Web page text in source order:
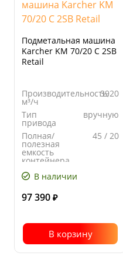
Подметальная машина
Karcher KM 70/20 C 2SB
Retail
Производительность,
м³/ч
3920
Тип
привода
вручную
Полная/
полезная
емкость
контейнера,
45 / 20
Рабочая
В наличии
97 390 ₽
В корзину